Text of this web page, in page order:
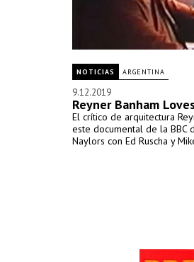
NOTICIAS ARGENTINA
9.12.2019
Reyner Banham
El crítico de arquitectura
este documental de la BBC
Naylors con Ed Ruscha y